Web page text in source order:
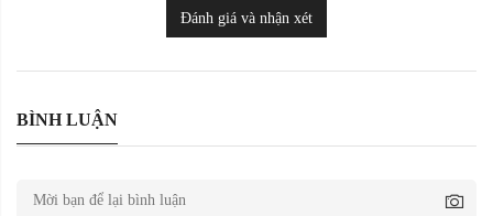
Đánh giá và nhận xét
BÌNH LUẬN